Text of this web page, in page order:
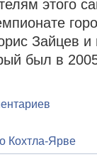
этого
Зайцев
был в
Кохтла-Ярве